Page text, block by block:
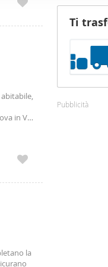
sito
loro
in Via
la
Ti
Pubblicità